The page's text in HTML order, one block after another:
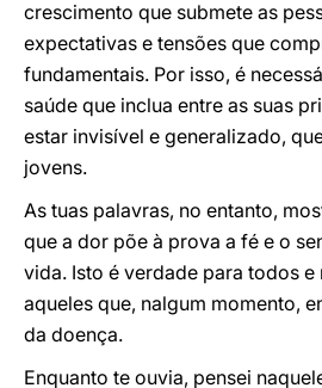
crescimento que submete as
expectativas e tensões que
fundamentais. Por isso, é
saúde que inclua entre as suas
estar invisível e generalizado,
jovens.
As tuas palavras, no entanto,
que a dor põe à prova a fé e o
vida. Isto é verdade para todos e
aqueles que, nalgum momento,
da doença.
Enquanto te ouvia, pensei